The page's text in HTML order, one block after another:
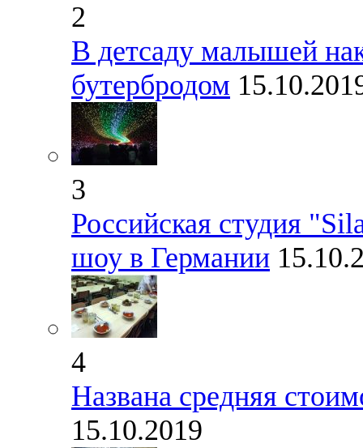
2
В детсаду малышей
бутербродом
3
Российская студия
шоу в Германии
4
Названа средняя
15.10.2019